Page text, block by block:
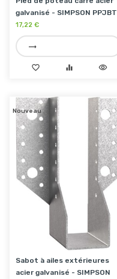
galvanisé - SIMPSON PPJBT
17,22 €
trending_flat
favorite_border equalizer visibility
Nouveau
Sabot à ailes extérieures
acier galvanisé - SIMPSON